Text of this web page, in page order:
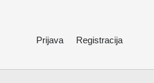
Prijava Registracija